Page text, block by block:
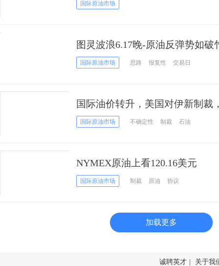
国际原油市场
图灵波浪6.17晚-原油反弹势如
国际原油市场 思路 报复性 交易日
国际油价转升，美国对伊新制裁
元国际原油市场 不确定性 制裁 石油
NYMEX原油上看120.16美元
国际原油市场 制裁 原油 协议
加载更多
诚聘英才 关于我